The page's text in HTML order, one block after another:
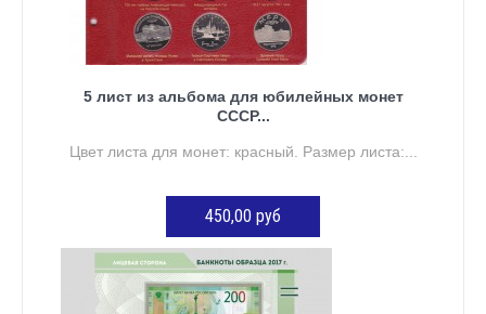
5 лист из альбома для юбилейных монет
СССР...
Цвет листа для монет: красный. Размер листа:...
450,00 руб
ДОБАВИТЬ В КОРЗИНУ